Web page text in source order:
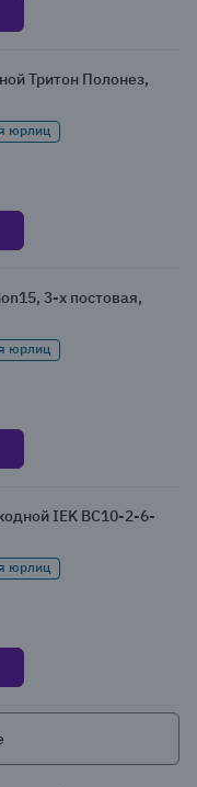
Тритон Полонез,
юрлиц
3-х постовая,
юрлиц
IEK ВС10-2-6-
юрлиц